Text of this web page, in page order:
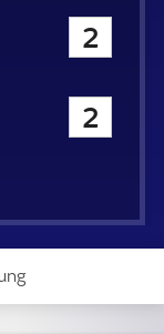
2
2